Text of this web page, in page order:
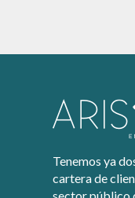
Tenemos ya
cartera de